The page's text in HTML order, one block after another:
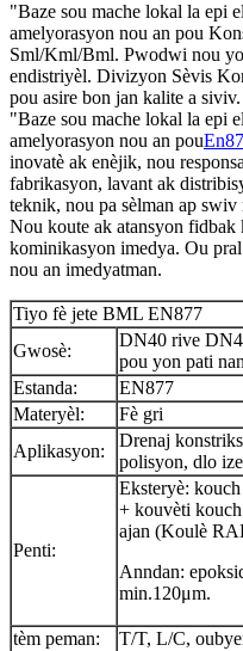
"Baze sou mache lokal la epi
amelyorasyon nou an pou
Sml/Kml/Bml. Pwodwi nou
endistriyèl. Divizyon Sèvis
pou asire bon jan kalite a
"Baze sou mache lokal la epi
amelyorasyon nou an pou
inovatè ak enèjik, nou
fabrikasyon, lavant ak
teknik, nou pa sèlman ap
Nou koute ak atansyon
kominikasyon imedya. Ou
nou an imedyatman.
Tiyo fè jete BML EN877
Gwosè:
DN40 rive
pou yon pati
Estanda:
EN877
Materyèl:
Fè gri
Aplikasyon:
Drenaj
polisyon, dlo
Penti:
Eksteryè:
+ kouvèti
ajan (Koulè
Anndan:
min.120μm.
tèm peman:
T/T, L/C,